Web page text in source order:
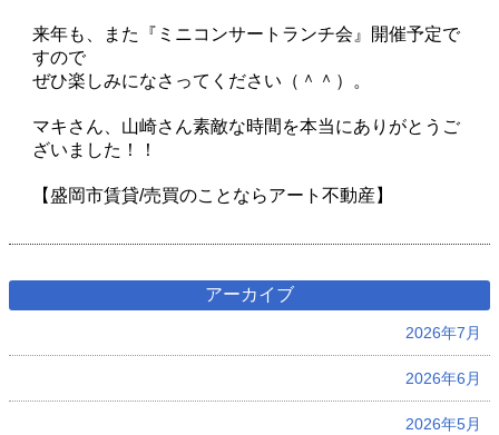
来年も、また『ミニコンサートランチ会』開催予定で
すので
ぜひ楽しみになさってください（＾＾）。
マキさん、山崎さん素敵な時間を本当にありがとうご
ざいました！！
【盛岡市賃貸/売買のことならアート不動産】
アーカイブ
2026年7月
2026年6月
2026年5月